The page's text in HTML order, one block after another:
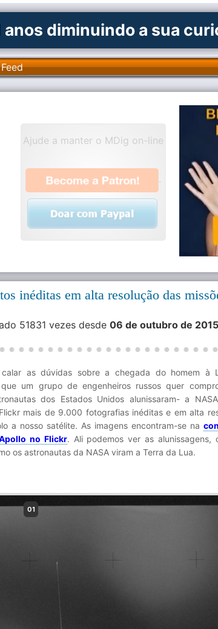
anos diminuindo a sua
Ajude a manter o MDig on-line
.
inéditas em alta resolução das
51831 vezes desde 06 de outubro de 2015
calar as dúvidas sobre a chegada do homem à
que um grupo de engenheiros russos quer
dos Estados Unidos alunissaram- a
mais de 9.000 fotografias inéditas e em alta
a nosso satélite. As imagens encontram-se na
no Flickr. Ali podemos ver as alunissagens,
os astronautas da NASA viram a Terra da Lua.
01